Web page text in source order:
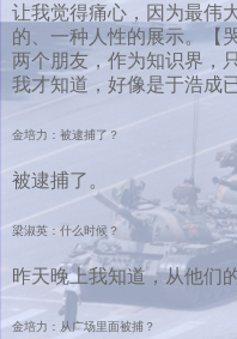
让我觉得痛心，因为最伟
的、一种人性的展示。【
两个朋友，作为知识界，
我才知道，好像是于浩成
金培力：被逮捕了？
被逮捕了。
梁淑英：什么时候？
昨天晚上我知道，从他们
金培力：从广场里面被捕？